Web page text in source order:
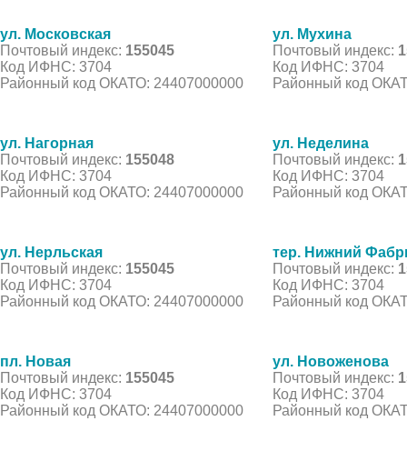
ул. Московская
Почтовый индекс: 155045
Код ИФНС: 3704
Районный код ОКАТО: 24407000000
ул. Мухина
Почтовый индекс:
Код ИФНС: 3704
Районный код
ул. Нагорная
Почтовый индекс: 155048
Код ИФНС: 3704
Районный код ОКАТО: 24407000000
ул. Неделина
Почтовый индекс:
Код ИФНС: 3704
Районный код
ул. Нерльская
Почтовый индекс: 155045
Код ИФНС: 3704
Районный код ОКАТО: 24407000000
тер. Нижний
Почтовый индекс:
Код ИФНС: 3704
Районный код
пл. Новая
Почтовый индекс: 155045
Код ИФНС: 3704
Районный код ОКАТО: 24407000000
ул. Новоженова
Почтовый индекс:
Код ИФНС: 3704
Районный код